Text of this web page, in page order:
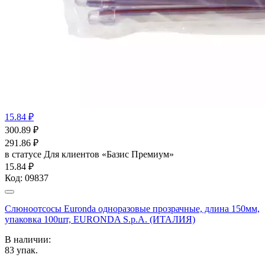
15.84 ₽
300.89 ₽
291.86 ₽
в статусе Для клиентов «Базис Премиум»
15.84 ₽
Код: 09837
Слюноотсосы Euronda одноразовые прозрачные, длина 150мм,
упаковка 100шт, EURONDA S.p.A. (ИТАЛИЯ)
В наличии:
83 упак.